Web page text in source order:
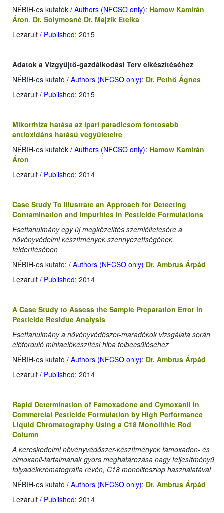
NÉBIH-es kutatók / Authors (NFCSO only): Hamow Kamirán
Áron, Dr. Solymosné Dr. Majzik Etelka
Lezárult / Published: 2015
Adatok a Vízgyűjtő-gazdálkodási Terv elkészítéséhez
NÉBIH-es kutató / Authors (NFCSO only): Dr. Pethő Ágnes
Lezárult / Published: 2015
Mikorrhiza hatása az ipari paradicsom fontosabb
antioxidáns hatású vegyületeire
NÉBIH-es kutatók / Authors (NFCSO only): Hamow Kamirán
Áron
Lezárult / Published: 2014
Case Study To Illustrate an Approach for Detecting
Contamination and Impurities in Pesticide Formulations
Esettanulmány egy új megközelítés szemléltetésére a
növényvédelmi készítmények szennyezettségének
felderítésében
NÉBIH-es kutató: / Authors (NFCSO only) Dr. Ambrus Árpád
Lezárult / Published: 2014
A Case Study to Assess the Sample Preparation Error in
Pesticide Residue Analysis
Esettanulmány a növényvédőszer-maradékok vizsgálata során
előforduló mintaelőkészítési hiba felbecsüléséhez
NÉBIH-es kutató / Authors (NFCSO only): Dr. Ambrus Árpád
Lezárult / Published: 2014
Rapid Determination of Famoxadone and Cymoxanil in
Commercial Pesticide Formulation by High Performance
Liquid Chromatography Using a C18 Monolithic Rod
Column
A kereskedelmi növényvédőszer-készítmények famoxadon- és
cimoxanil-tartalmának gyors meghatározása nagy teljesítményű
folyadékkromatográfia révén, C18 monolitoszlop használatával
NÉBIH-es kutató / Authors (NFCSO only): Dr. Ambrus Árpád
Lezárult / Published: 2014